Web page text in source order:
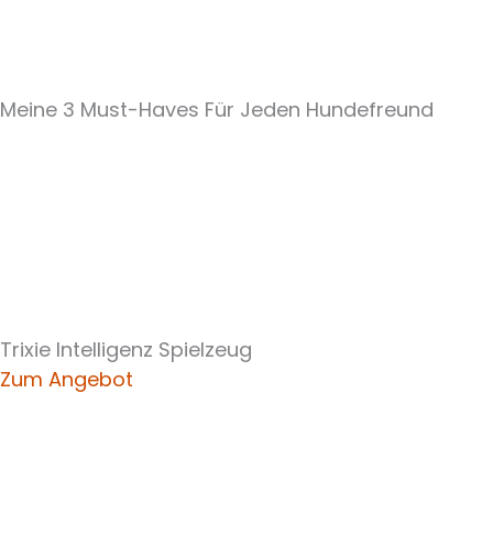
Meine 3 Must-Haves Für Jeden Hundefreund​
Trixie Intelligenz Spielzeug
Zum Angebot